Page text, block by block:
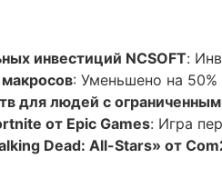
инвестиций NCSOFT:
: Уменьшено на 50%
для людей с
от Epic Games: Игра
Dead: All-Stars» от